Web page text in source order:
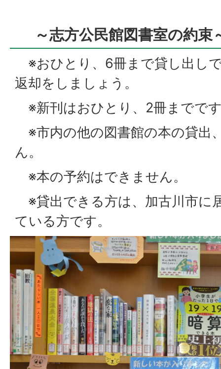
～志方公民館図書室の
※おひとり、6冊まで貸し出し
返却をしましょう。
※新刊はおひとり、2冊まで
※市内の他の図書館の本の貸出
ん。
※本の予約はできません。
※貸出できる方は、加古川市に
ている方です。